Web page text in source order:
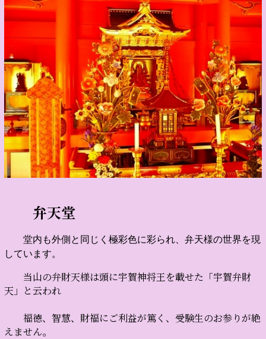
弁天堂
堂内も外側と同じく極彩色に彩られ、弁天様の世界を現
しています。
当山の弁財天様は頭に宇賀神将王を載せた「宇賀弁財
天」と云われ
福徳、智慧、財福にご利益が篤く、受験生のお参りが絶
えません。